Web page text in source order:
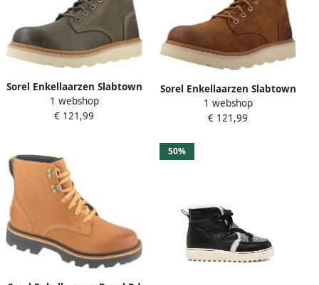
Sorel Enkellaarzen Slabtown
62 Six Wp
1 webshop
€ 121,99
Sorel Enkellaarzen Slabtown
62 Six Wp
1 webshop
€ 121,99
50%